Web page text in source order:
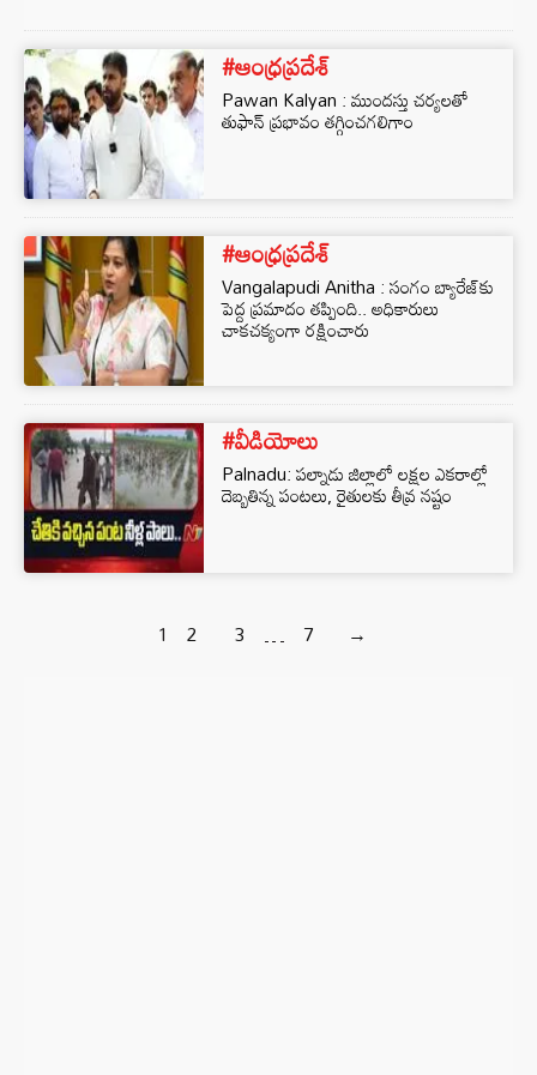
#ఆంధ్రప్రదేశ్
Pawan Kalyan : ముందస్తు చర్యలతో
తుఫాన్ ప్రభావం తగ్గించగలిగాం
#ఆంధ్రప్రదేశ్
Vangalapudi Anitha : సంగం బ్యారేజ్‌కు
పెద్ద ప్రమాదం తప్పింది.. అధికారులు
చాకచక్యంగా రక్షించారు
#వీడియోలు
Palnadu: పల్నాడు జిల్లాలో లక్షల ఎకరాల్లో
దెబ్బతిన్న పంటలు, రైతులకు తీవ్ర నష్టం
1 2 3 … 7 →